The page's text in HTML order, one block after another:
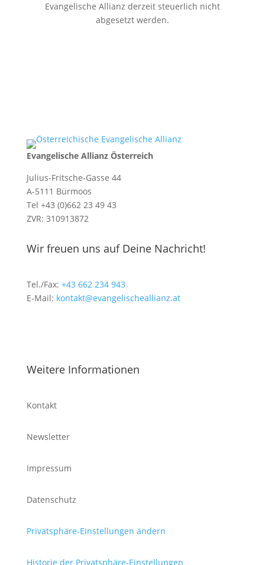
Evangelische Allianz derzeit steuerlich nicht
abgesetzt werden.
Evangelische Allianz Österreich
Julius-Fritsche-Gasse 44
A-5111 Bürmoos
Tel +43 (0)662 23 49 43
ZVR: 310913872
Wir freuen uns auf Deine Nachricht!
Tel./Fax: +43 662 234 943
E-Mail: kontakt@evangelischeallianz.at
Weitere Informationen
Kontakt
Newsletter
Impressum
Datenschutz
Privatsphäre-Einstellungen ändern
Historie der Privatsphäre-Einstellungen